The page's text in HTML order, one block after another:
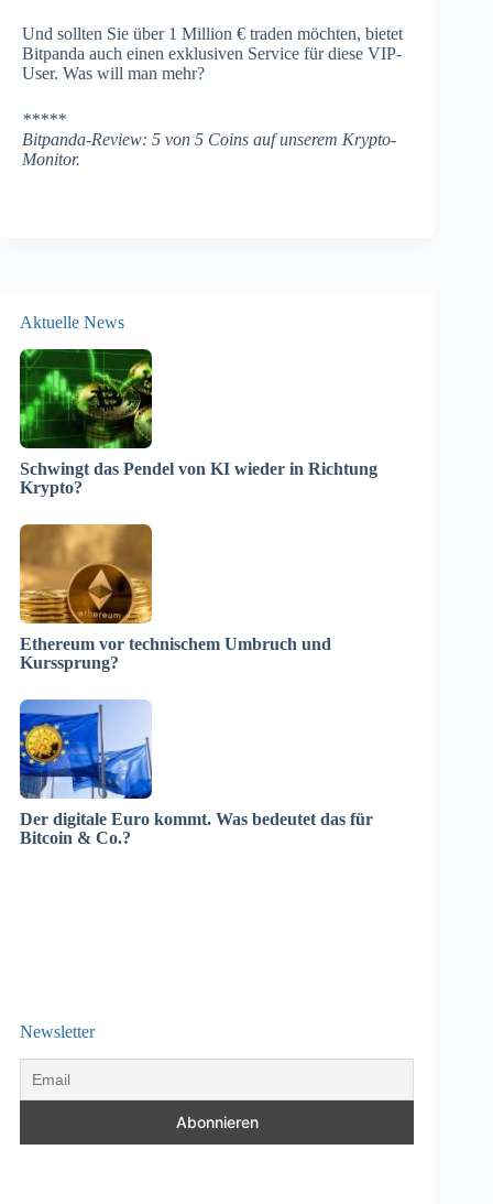
Und sollten Sie über 1 Million € traden möchten, bietet
Bitpanda auch einen exklusiven Service für diese VIP-
User. Was will man mehr?
*****
Bitpanda-Review: 5 von 5 Coins auf unserem Krypto-
Monitor.
Aktuelle News
Schwingt das Pendel von KI wieder in Richtung
Krypto?
Ethereum vor technischem Umbruch und
Kurssprung?
Der digitale Euro kommt. Was bedeutet das für
Bitcoin & Co.?
Newsletter